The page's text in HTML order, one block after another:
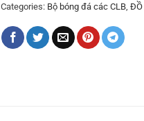
Categories: Bộ bóng đá các CLB, ĐỒ